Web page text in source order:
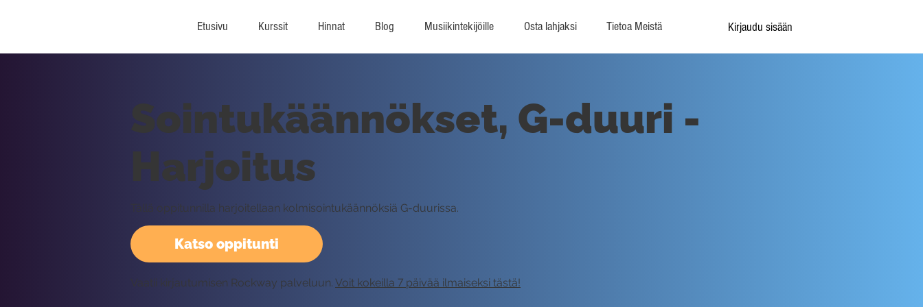
Etusivu Kurssit Hinnat Blog Musiikintekijöille Osta lahjaksi Tietoa Meistä Kirjaudu sisään
Katso oppitunti
Sointukäännökset, G-duuri -
Harjoitus
Tällä oppitunnilla harjoitellaan kolmisointukäännöksiä G-duurissa.
Vaatii kirjautumisen Rockway palveluun. Voit kokeilla 7 päivää ilmaiseksi tästä!